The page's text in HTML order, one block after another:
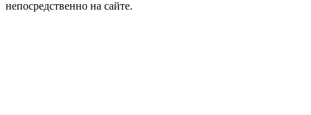
непосредственно на сайте.